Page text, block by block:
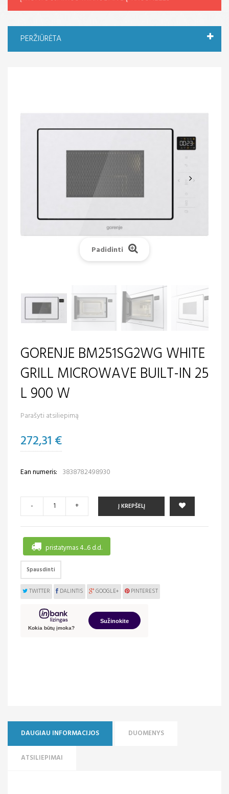
PERŽIŪRĖTA
Padidinti
GORENJE BM251SG2WG WHITE
GRILL MICROWAVE BUILT-IN 25
L 900 W
Parašyti atsiliepimą
272,31 €
Ean numeris: 3838782498930
- + Į KREPŠELĮ
pristatymas 4...6 d.d.
Spausdinti
TWITTER DALINTIS GOOGLE+ PINTEREST
DAUGIAU INFORMACIJOS DUOMENYS
ATSILIEPIMAI